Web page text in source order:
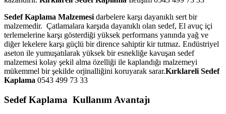
Sedef Kaplama Malzemesi darbelere karşı dayanıklı sert bir
malzemedir. Çatlamalara karşıda dayanıklı olan sedef, El avuç içi
terlemelerine karşı gösterdiği yüksek performans yanında yağ ve
diğer lekelere karşı güçlü bir dirence sahiptir kir tutmaz. Endüstriyel
aseton ile yumuşatılarak yüksek bir esnekliğe kavuşan sedef
malzemesi kolay şekil alma özelliği ile kaplandığı malzemeyi
mükemmel bir şekilde orjinalliğini koruyarak sarar.Kırklareli Sedef
Kaplama 0543 499 73 33
Sedef Kaplama Kullanım Avantajı